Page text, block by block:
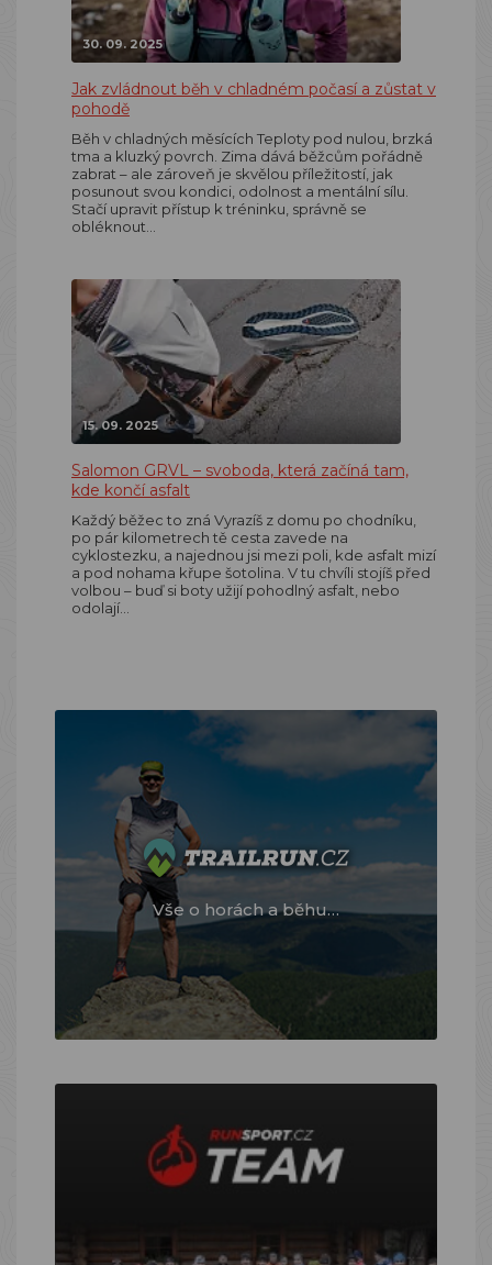
30. 09. 2025
Jak zvládnout běh v chladném počasí a zůstat v
pohodě
Běh v chladných měsících Teploty pod nulou, brzká
tma a kluzký povrch. Zima dává běžcům pořádně
zabrat – ale zároveň je skvělou příležitostí, jak
posunout svou kondici, odolnost a mentální sílu.
Stačí upravit přístup k tréninku, správně se
obléknout…
15. 09. 2025
Salomon GRVL – svoboda, která začíná tam,
kde končí asfalt
Každý běžec to zná Vyrazíš z domu po chodníku,
po pár kilometrech tě cesta zavede na
cyklostezku, a najednou jsi mezi poli, kde asfalt mizí
a pod nohama křupe šotolina. V tu chvíli stojíš před
volbou – buď si boty užijí pohodlný asfalt, nebo
odolají…
Vše o horách a běhu…